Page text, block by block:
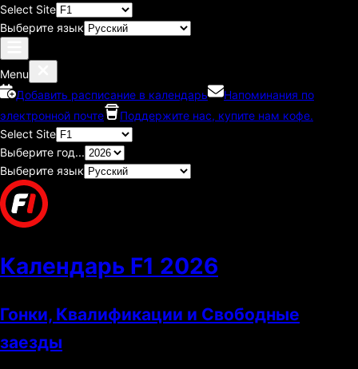
Select Site
Выберите язык
Menu
Добавить расписание в календарь
Напоминания по
электронной почте
Поддержите нас, купите нам кофе.
Select Site
Выберите год...
Выберите язык
Календарь F1 2026
Гонки, Квалификации и Свободные
заезды